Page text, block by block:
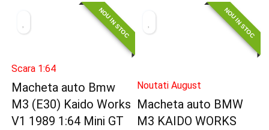
NOU IN STOC
Scara 1:64
Macheta auto Bmw
M3 (E30) Kaido Works
V1 1989 1:64 Mini GT
NOU IN STOC
Noutati August
Macheta auto BMW
M3 KAIDO WORKS